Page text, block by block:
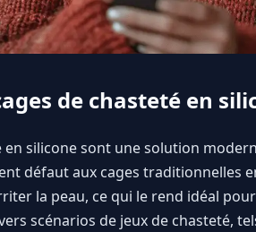
de chasteté en
en silicone sont une solution
défaut aux cages traditionnelles
la peau, ce qui le rend idéal
scénarios de jeux de chasteté,